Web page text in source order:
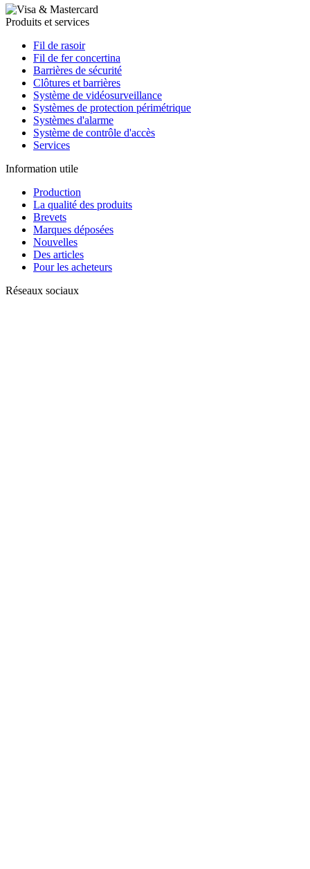
Produits et services
Fil de rasoir
Fil de fer concertina
Barrières de sécurité
Clôtures et barrières
Système de vidéosurveillance
Systèmes de protection périmétrique
Systèmes d'alarme
Système de contrôle d'accès
Services
Information utile
Production
La qualité des produits
Brevets
Marques déposées
Nouvelles
Des articles
Pour les acheteurs
Réseaux sociaux